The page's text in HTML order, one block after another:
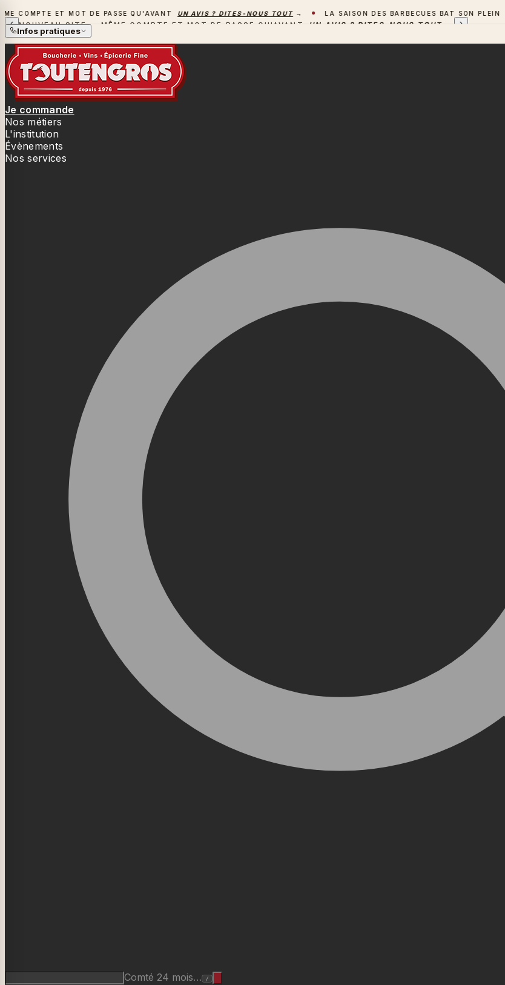
ET MOT DE PASSE QU'AVANT UN AVIS ? DITES-NOUS TOUT → LA SAISON DES BARBECUES BAT SON PLEIN
NOUVEAU SITE — MÊME COMPTE ET MOT DE PASSE QU'AVANT UN AVIS ? DITES-NOUS TOUT →
Infos pratiques
Je commande
Nos métiers
L'institution
Évènements
Nos services
Comté 24 mois… /